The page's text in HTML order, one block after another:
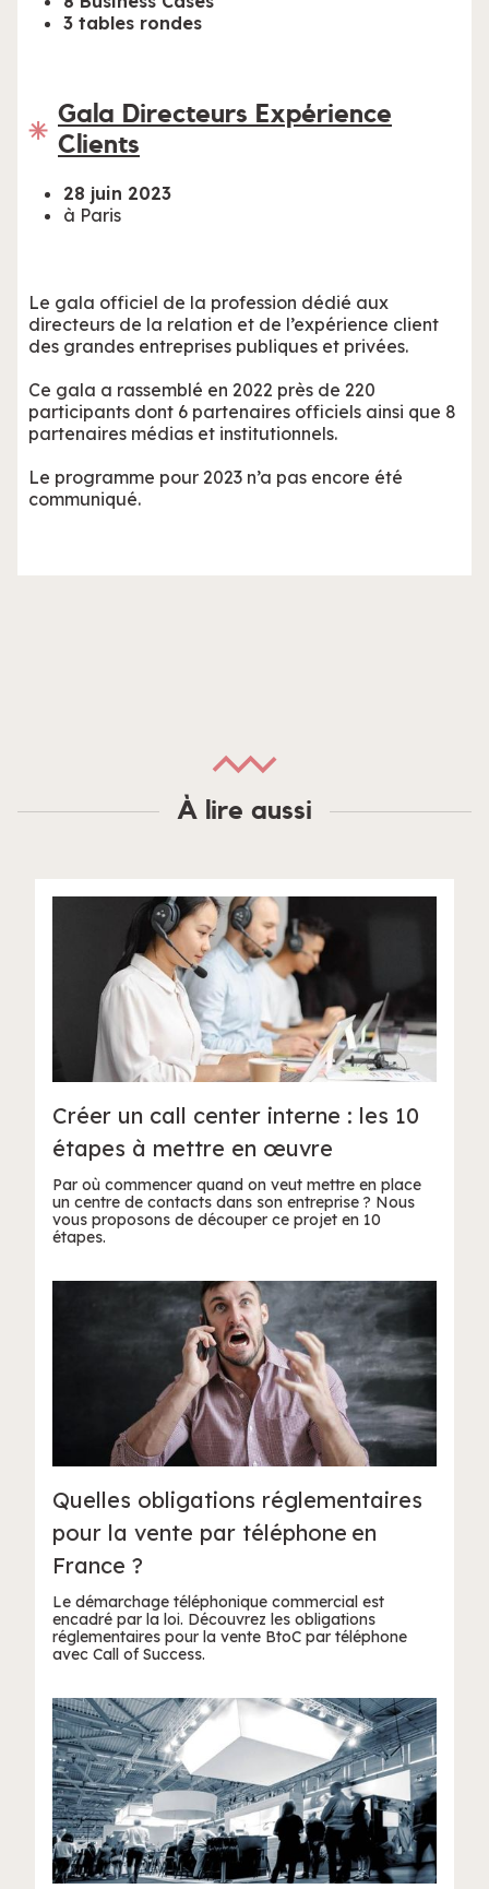
3 tables rondes
Gala Directeurs Expérience
Clients
28 juin 2023
à Paris
Le gala officiel de la profession dédié aux
directeurs de la relation et de l’expérience client
des grandes entreprises publiques et privées.
Ce gala a rassemblé en 2022 près de 220
participants dont 6 partenaires officiels ainsi que 8
partenaires médias et institutionnels.
Le programme pour 2023 n’a pas encore été
communiqué.
À lire aussi
Créer un call center interne : les 10
étapes à mettre en œuvre
Par où commencer quand on veut mettre en place
un centre de contacts dans son entreprise ? Nous
vous proposons de découper ce projet en 10
étapes.
Quelles obligations réglementaires
pour la vente par téléphone en
France ?
Le démarchage téléphonique commercial est
encadré par la loi. Découvrez les obligations
réglementaires pour la vente BtoC par téléphone
avec Call of Success.